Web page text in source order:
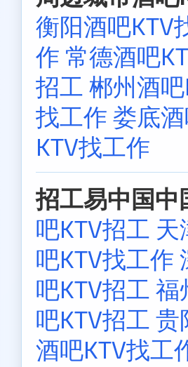
衡阳酒吧KTV
作 常德酒吧
招工 郴州酒
找工作 娄底
KTV找工作
招工易中国中
吧KTV招工 天
吧KTV找工作
吧KTV招工 福
吧KTV招工 贵
酒吧KTV找工